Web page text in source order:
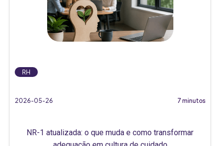
RH
2026-05-26 7 minutos
NR-1 atualizada: o que muda e como transformar